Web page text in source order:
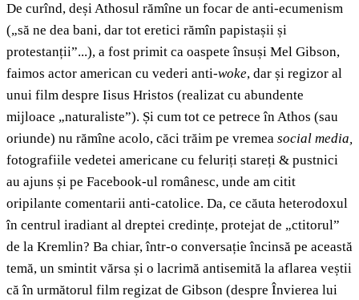
De curînd, deși Athosul rămîne un focar de anti-ecumenism
(„să ne dea bani, dar tot eretici rămîn papistașii și
protestanții”...), a fost primit ca oaspete însuși Mel Gibson,
faimos actor american cu vederi anti-woke, dar și regizor al
unui film despre Iisus Hristos (realizat cu abundente
mijloace „naturaliste”). Și cum tot ce petrece în Athos (sau
oriunde) nu rămîne acolo, căci trăim pe vremea social media,
fotografiile vedetei americane cu feluriți stareți & pustnici
au ajuns și pe Facebook-ul românesc, unde am citit
oripilante comentarii anti-catolice. Da, ce căuta heterodoxul
în centrul iradiant al dreptei credințe, protejat de „ctitorul”
de la Kremlin? Ba chiar, într-o conversație încinsă pe această
temă, un smintit vărsa și o lacrimă antisemită la aflarea veștii
că în următorul film regizat de Gibson (despre Învierea lui